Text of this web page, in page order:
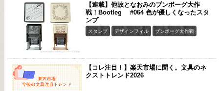
【連載】他故となおみのブンボーグ大作
戦！Bootleg #064 色が優しくなったスタ
ンプ
スタンプ デザインフィル ブンボーグ大作戦
【コレ注目！】楽天市場に聞く。文具のネ
クストトレンド2026